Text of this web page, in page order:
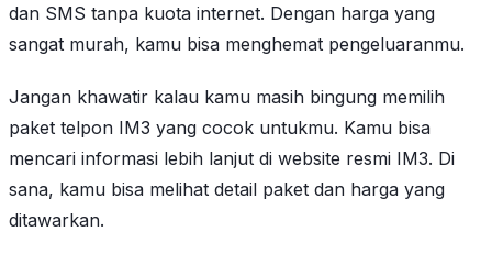
dan SMS tanpa kuota internet. Dengan harga yang
sangat murah, kamu bisa menghemat pengeluaranmu.
Jangan khawatir kalau kamu masih bingung memilih
paket telpon IM3 yang cocok untukmu. Kamu bisa
mencari informasi lebih lanjut di website resmi IM3. Di
sana, kamu bisa melihat detail paket dan harga yang
ditawarkan.